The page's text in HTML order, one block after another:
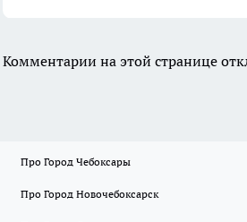
Комментарии на этой странице
Про Город Чебоксары
Про Город Новочебоксарск